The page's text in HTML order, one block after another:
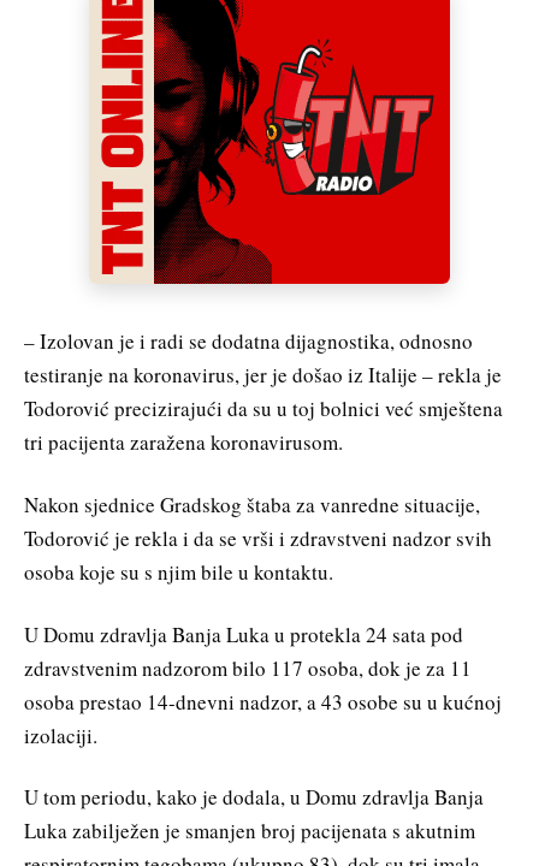
– Izolovan je i radi se dodatna dijagnostika, odnosno
testiranje na koronavirus, jer je došao iz Italije – rekla je
Todorović precizirajući da su u toj bolnici već smještena
tri pacijenta zaražena koronavirusom.
Nakon sjednice Gradskog štaba za vanredne situacije,
Todorović je rekla i da se vrši i zdravstveni nadzor svih
osoba koje su s njim bile u kontaktu.
U Domu zdravlja Banja Luka u protekla 24 sata pod
zdravstvenim nadzorom bilo 117 osoba, dok je za 11
osoba prestao 14-dnevni nadzor, a 43 osobe su u kućnoj
izolaciji.
U tom periodu, kako je dodala, u Domu zdravlja Banja
Luka zabilježen je smanjen broj pacijenata s akutnim